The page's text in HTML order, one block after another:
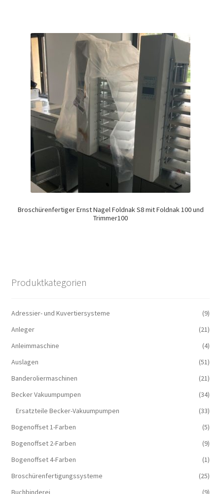
Broschürenfertiger Ernst Nagel Foldnak S8 mit Foldnak 100 und
Trimmer100
Produktkategorien
Adressier- und Kuvertiersysteme
(9)
Anleger
(21)
Anleimmaschine
(4)
Auslagen
(51)
Banderoliermaschinen
(21)
Becker Vakuumpumpen
(34)
Ersatzteile Becker-Vakuumpumpen
(33)
Bogenoffset 1-Farben
(5)
Bogenoffset 2-Farben
(9)
Bogenoffset 4-Farben
(1)
Broschürenfertigungssysteme
(25)
Buchbinderei
(9)